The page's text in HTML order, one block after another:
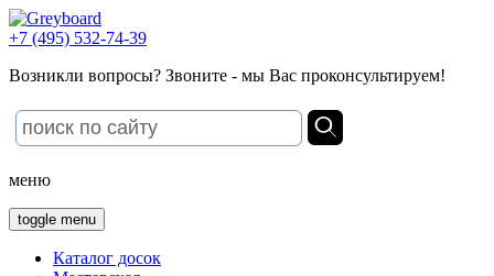
+7 (495) 532-74-39
Возникли вопросы? Звоните - мы Вас проконсультируем!
меню
toggle menu
Каталог досок